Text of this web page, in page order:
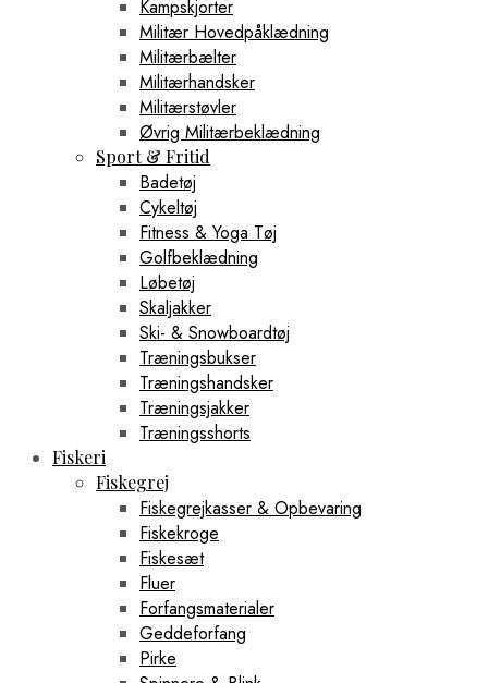
Kampskjorter
Militær Hovedpåklædning
Militærbælter
Militærhandsker
Militærstøvler
Øvrig Militærbeklædning
Sport & Fritid
Badetøj
Cykeltøj
Fitness & Yoga Tøj
Golfbeklædning
Løbetøj
Skaljakker
Ski- & Snowboardtøj
Træningsbukser
Træningshandsker
Træningsjakker
Træningsshorts
Fiskeri
Fiskegrej
Fiskegrejkasser & Opbevaring
Fiskekroge
Fiskesæt
Fluer
Forfangsmaterialer
Geddeforfang
Pirke